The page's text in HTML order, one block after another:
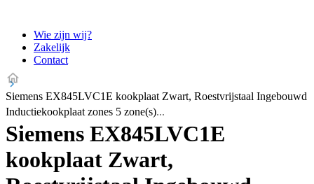
Wie zijn wij?
Zakelijk
Contact
Siemens EX845LVC1E kookplaat Zwart, Roestvrijstaal Ingebouwd
Inductiekookplaat zones 5 zone(s)
Siemens EX845LVC1E
kookplaat Zwart,